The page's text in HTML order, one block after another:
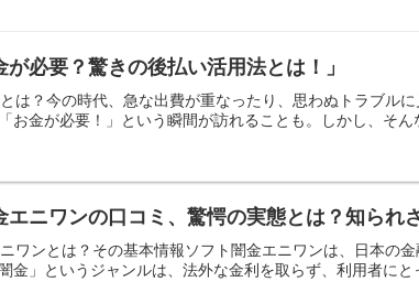
が必要？驚きの後払い活用法とは！」
は？今の時代、急な出費が重なったり、思わぬトラブル
お金が必要！」という瞬間が訪れることも。しかし、そん
エニワンの口コミ、驚愕の実態とは？知られ
ワンとは？その基本情報ソフト闇金エニワンは、日本の
金」というジャンルは、法外な金利を取らず、利用者にと